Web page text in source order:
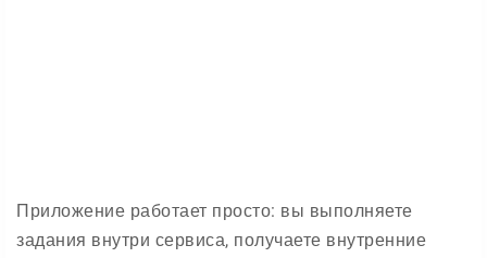
Приложение работает просто: вы выполняете
задания внутри сервиса, получаете внутренние